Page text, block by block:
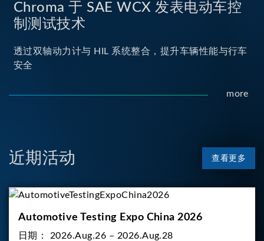
Chroma 于 SAE WCX 发表电动车控
制测试技术
透过双轴动力计与 HIL 系统整合，提升车辆性能与行车
安全
more
近期活动 查看更多
Automotive Testing Expo China 2026
日期：
2026.Aug.26 – 2026.Aug.28